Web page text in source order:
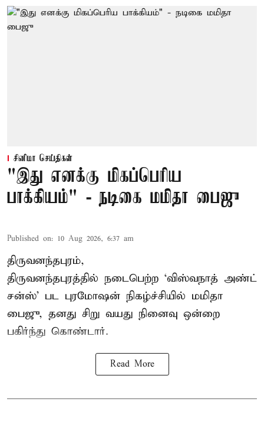
சினிமா செய்திகள்
"இது எனக்கு மிகப்பெரிய
பாக்கியம்" - நடிகை மமிதா பைஜு
Published on: 10 Aug 2026, 6:37 am
திருவனந்தபுரம்,
திருவனந்தபுரத்தில் நடைபெற்ற ‘விஸ்வநாத் அண்ட்
சன்ஸ்’ பட புரமோஷன் நிகழ்ச்சியில் மமிதா
பைஜு, தனது சிறு வயது நினைவு ஒன்றை
பகிர்ந்து கொண்டார்.
Read More